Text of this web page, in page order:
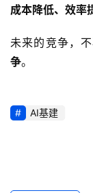
成本降低、效率
未来的竞争，
争。
AI基建